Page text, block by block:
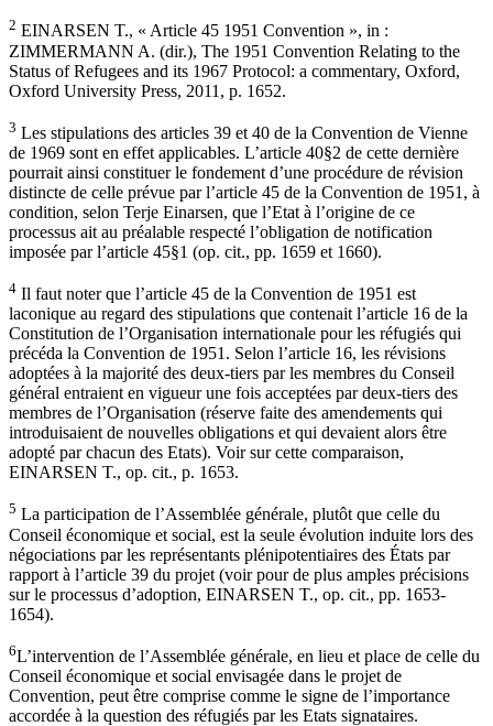
2 EINARSEN T., « Article 45 1951 Convention », in :
ZIMMERMANN A. (dir.), The 1951 Convention Relating to the
Status of Refugees and its 1967 Protocol: a commentary, Oxford,
Oxford University Press, 2011, p. 1652.
3 Les stipulations des articles 39 et 40 de la Convention de Vienne
de 1969 sont en effet applicables. L’article 40§2 de cette dernière
pourrait ainsi constituer le fondement d’une procédure de révision
distincte de celle prévue par l’article 45 de la Convention de 1951, à
condition, selon Terje Einarsen, que l’Etat à l’origine de ce
processus ait au préalable respecté l’obligation de notification
imposée par l’article 45§1 (op. cit., pp. 1659 et 1660).
4 Il faut noter que l’article 45 de la Convention de 1951 est
laconique au regard des stipulations que contenait l’article 16 de la
Constitution de l’Organisation internationale pour les réfugiés qui
précéda la Convention de 1951. Selon l’article 16, les révisions
adoptées à la majorité des deux-tiers par les membres du Conseil
général entraient en vigueur une fois acceptées par deux-tiers des
membres de l’Organisation (réserve faite des amendements qui
introduisaient de nouvelles obligations et qui devaient alors être
adopté par chacun des Etats). Voir sur cette comparaison,
EINARSEN T., op. cit., p. 1653.
5 La participation de l’Assemblée générale, plutôt que celle du
Conseil économique et social, est la seule évolution induite lors des
négociations par les représentants plénipotentiaires des États par
rapport à l’article 39 du projet (voir pour de plus amples précisions
sur le processus d’adoption, EINARSEN T., op. cit., pp. 1653-
1654).
6L’intervention de l’Assemblée générale, en lieu et place de celle du
Conseil économique et social envisagée dans le projet de
Convention, peut être comprise comme le signe de l’importance
accordée à la question des réfugiés par les Etats signataires.